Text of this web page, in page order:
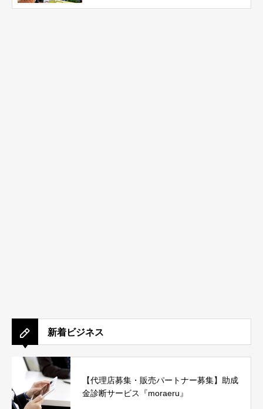
新着ビジネス
【代理店募集・販売パートナー募集】助成
金診断サービス『moraeru』